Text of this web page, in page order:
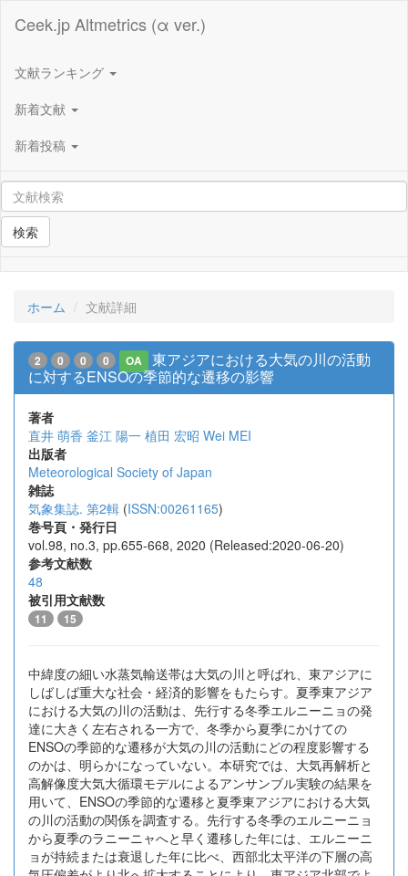
Ceek.jp Altmetrics (α ver.)
文献ランキング
新着文献
新着投稿
検索
ホーム 文献詳細
2 0 0 0 OA
東アジアにおける大気の川の活動
に対するENSOの季節的な遷移の影響
著者
直井 萌香 釜江 陽一 植田 宏昭 Wei MEI
出版者
Meteorological Society of Japan
雑誌
気象集誌. 第2輯 (ISSN:00261165)
巻号頁・発行日
vol.98, no.3, pp.655-668, 2020 (Released:2020-06-20)
参考文献数
48
被引用文献数
11 15
中緯度の細い水蒸気輸送帯は大気の川と呼ばれ、東アジアに
しばしば重大な社会・経済的影響をもたらす。夏季東アジア
における大気の川の活動は、先行する冬季エルニーニョの発
達に大きく左右される一方で、冬季から夏季にかけての
ENSOの季節的な遷移が大気の川の活動にどの程度影響する
のかは、明らかになっていない。本研究では、大気再解析と
高解像度大気大循環モデルによるアンサンブル実験の結果を
用いて、ENSOの季節的な遷移と夏季東アジアにおける大気
の川の活動の関係を調査する。先行する冬季のエルニーニョ
から夏季のラニーニャへと早く遷移した年には、エルニーニ
ョが持続または衰退した年に比べ、西部北太平洋の下層の高